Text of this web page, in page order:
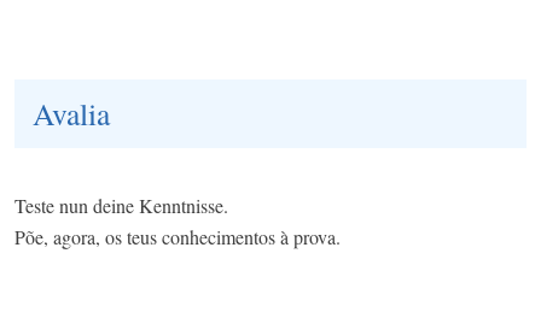
Avalia
Teste nun deine Kenntnisse.
Põe, agora, os teus conhecimentos à prova.